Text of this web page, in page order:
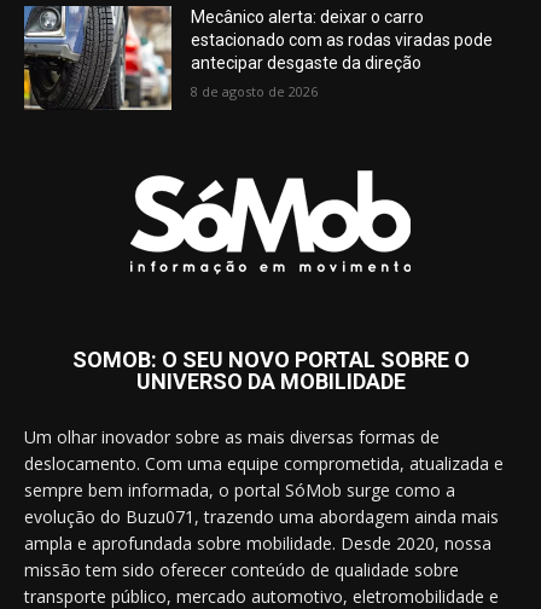
Mecânico alerta: deixar o carro
estacionado com as rodas viradas pode
antecipar desgaste da direção
8 de agosto de 2026
SOMOB: O SEU NOVO PORTAL SOBRE O
UNIVERSO DA MOBILIDADE
Um olhar inovador sobre as mais diversas formas de
deslocamento. Com uma equipe comprometida, atualizada e
sempre bem informada, o portal SóMob surge como a
evolução do Buzu071, trazendo uma abordagem ainda mais
ampla e aprofundada sobre mobilidade. Desde 2020, nossa
missão tem sido oferecer conteúdo de qualidade sobre
transporte público, mercado automotivo, eletromobilidade e